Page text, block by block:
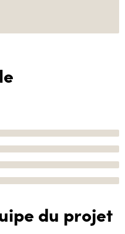
du projet